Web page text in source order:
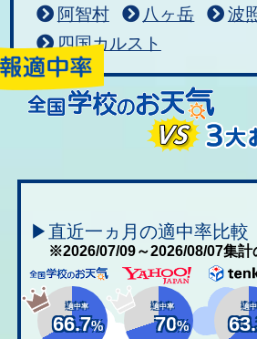
阿智村
八ヶ岳
波
四国カルスト
▶直近一ヵ月の適中率比較
※2026/07/09～2026/08/07集計
適中率
66.7%
適中率
70%
適